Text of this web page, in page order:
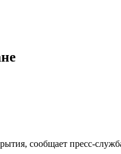
сообщает пресс-